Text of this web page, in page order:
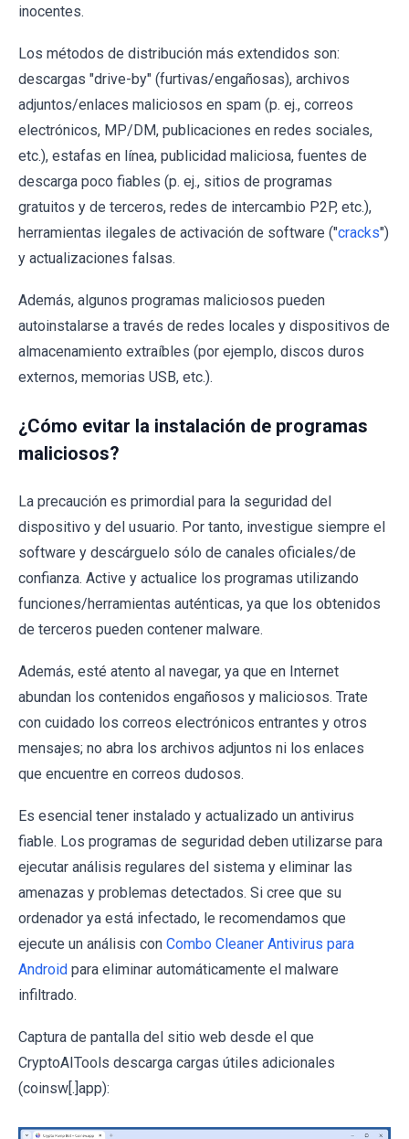
inocentes.
Los métodos de distribución más extendidos son:
descargas "drive-by" (furtivas/engañosas), archivos
adjuntos/enlaces maliciosos en spam (p. ej., correos
electrónicos, MP/DM, publicaciones en redes sociales,
etc.), estafas en línea, publicidad maliciosa, fuentes de
descarga poco fiables (p. ej., sitios de programas
gratuitos y de terceros, redes de intercambio P2P, etc.),
herramientas ilegales de activación de software ("cracks")
y actualizaciones falsas.
Además, algunos programas maliciosos pueden
autoinstalarse a través de redes locales y dispositivos de
almacenamiento extraíbles (por ejemplo, discos duros
externos, memorias USB, etc.).
¿Cómo evitar la instalación de programas
maliciosos?
La precaución es primordial para la seguridad del
dispositivo y del usuario. Por tanto, investigue siempre el
software y descárguelo sólo de canales oficiales/de
confianza. Active y actualice los programas utilizando
funciones/herramientas auténticas, ya que los obtenidos
de terceros pueden contener malware.
Además, esté atento al navegar, ya que en Internet
abundan los contenidos engañosos y maliciosos. Trate
con cuidado los correos electrónicos entrantes y otros
mensajes; no abra los archivos adjuntos ni los enlaces
que encuentre en correos dudosos.
Es esencial tener instalado y actualizado un antivirus
fiable. Los programas de seguridad deben utilizarse para
ejecutar análisis regulares del sistema y eliminar las
amenazas y problemas detectados. Si cree que su
ordenador ya está infectado, le recomendamos que
ejecute un análisis con Combo Cleaner Antivirus para
Android para eliminar automáticamente el malware
infiltrado.
Captura de pantalla del sitio web desde el que
CryptoAITools descarga cargas útiles adicionales
(coinsw[.]app):